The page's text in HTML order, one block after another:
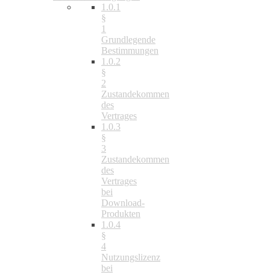
1.0.1
§
1
Grundlegende
Bestimmungen
1.0.2
§
2
Zustandekommen
des
Vertrages
1.0.3
§
3
Zustandekommen
des
Vertrages
bei
Download-
Produkten
1.0.4
§
4
Nutzungslizenz
bei